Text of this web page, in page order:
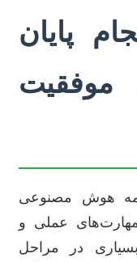
پایان
هوش مصنوعی
مهارت‌های عملی و
در مراحل